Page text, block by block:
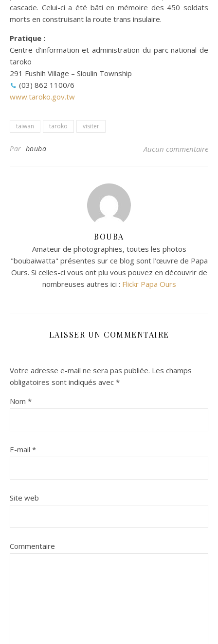
cascade. Celui-ci a été bâti en mémoire des 450 soldats
morts en construisant la route trans insulaire.
Pratique :
Centre d’information et administration du parc national de
taroko
291 Fushih Village – Sioulin Township
(03) 862 1100/6
www.taroko.gov.tw
taiwan taroko visiter
Par bouba Aucun commentaire
BOUBA
Amateur de photographies, toutes les photos
"boubaiwatta" présentes sur ce blog sont l’œuvre de Papa
Ours. Si celles-ci vous ont plu vous pouvez en découvrir de
nombreuses autres ici : Flickr Papa Ours
LAISSER UN COMMENTAIRE
Votre adresse e-mail ne sera pas publiée. Les champs
obligatoires sont indiqués avec *
Nom *
E-mail *
Site web
Commentaire